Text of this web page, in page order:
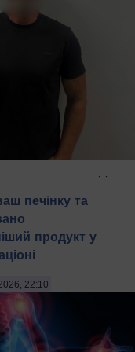
трьох чоловіків
за підозрою у
21-річної дівчини.
пресслужба
в четвер, 6 серпня,
України. "На
печінку та
продукт у
22:10